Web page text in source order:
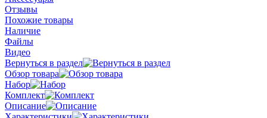
Отзывы
Похожие товары
Наличие
Файлы
идео
ернуться в раздел
Обзор товара
Набор
Комплект
Описание